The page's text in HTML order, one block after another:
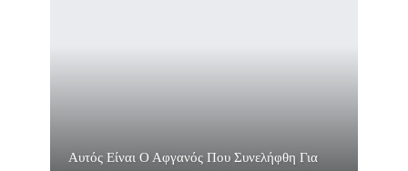
Αυτός Είναι Ο Αφγανός Που Συνελήφθη Για